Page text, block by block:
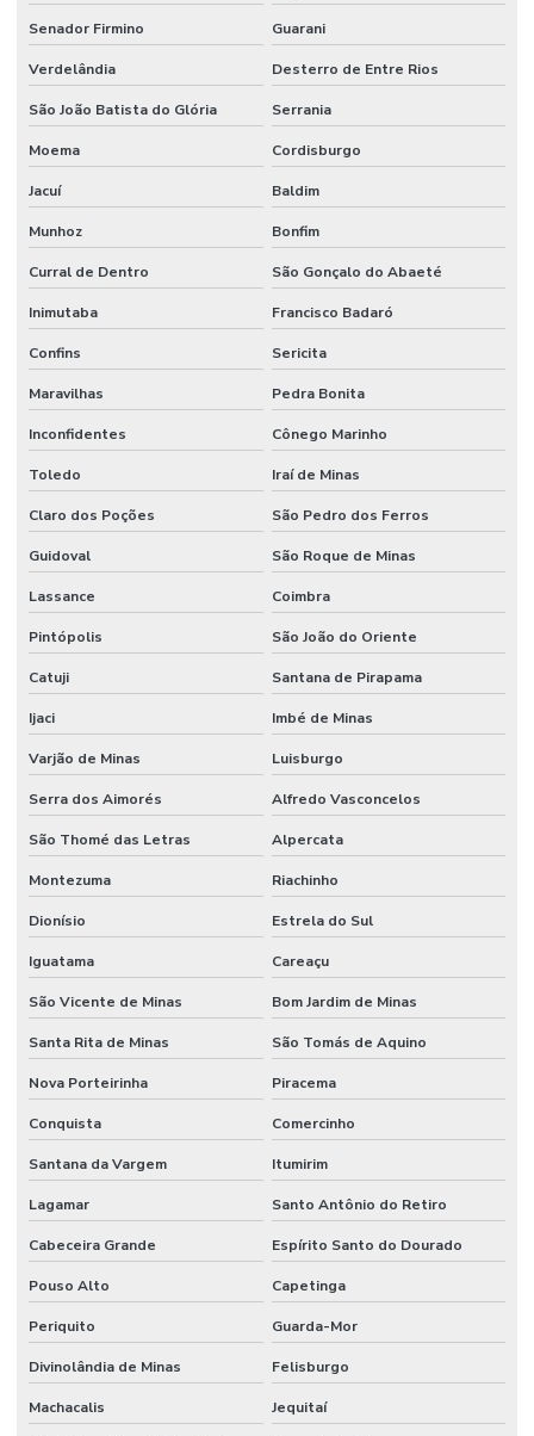
Senador Firmino Guarani
Verdelândia Desterro de Entre Rios
São João Batista do Glória Serrania
Moema Cordisburgo
Jacuí Baldim
Munhoz Bonfim
Curral de Dentro São Gonçalo do Abaeté
Inimutaba Francisco Badaró
Confins Sericita
Maravilhas Pedra Bonita
Inconfidentes Cônego Marinho
Toledo Iraí de Minas
Claro dos Poções São Pedro dos Ferros
Guidoval São Roque de Minas
Lassance Coimbra
Pintópolis São João do Oriente
Catuji Santana de Pirapama
Ijaci Imbé de Minas
Varjão de Minas Luisburgo
Serra dos Aimorés Alfredo Vasconcelos
São Thomé das Letras Alpercata
Montezuma Riachinho
Dionísio Estrela do Sul
Iguatama Careaçu
São Vicente de Minas Bom Jardim de Minas
Santa Rita de Minas São Tomás de Aquino
Nova Porteirinha Piracema
Conquista Comercinho
Santana da Vargem Itumirim
Lagamar Santo Antônio do Retiro
Cabeceira Grande Espírito Santo do Dourado
Pouso Alto Capetinga
Periquito Guarda-Mor
Divinolândia de Minas Felisburgo
Machacalis Jequitaí